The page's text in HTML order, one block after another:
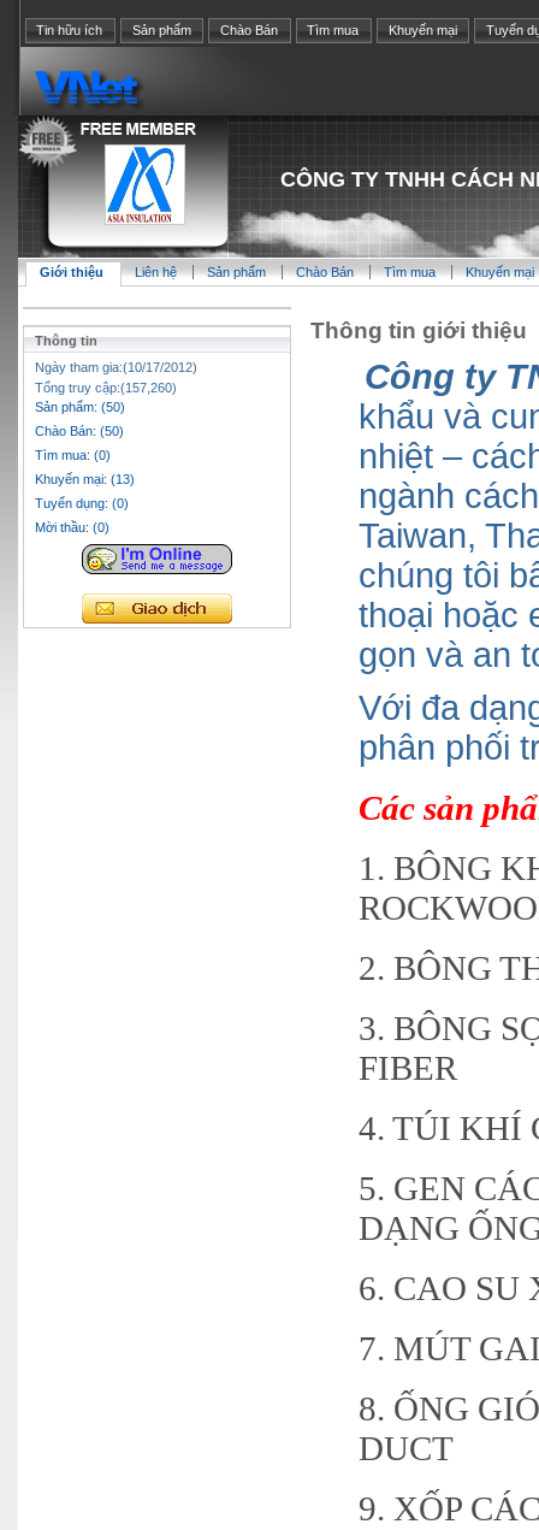
Tin hữu ích Sản phẩm Chào Bán Tìm mua Khuyến mại Tuyển
CÔNG TY TNHH CÁCH
Giới thiệu Liên hệ Sản phẩm Chào Bán Tìm mua Khuyến mại
Thông tin
Ngày tham gia:(10/17/2012)
Tổng truy cập:(157,260)
Sản phẩm: (50)
Chào Bán: (50)
Tìm mua: (0)
Khuyến mại: (13)
Tuyển dụng: (0)
Mời thầu: (0)
Thông tin giới thiệu
Công ty
khẩu và
nhiệt –
ngành
Taiwan,
chúng tôi
thoại hoặc
gọn và an
Với đa
phân phối
Các sản
1. BÔNG
2. BÔNG
3. BÔNG
FIBER
4. TÚI KHÍ
5. GEN
DẠNG
6. CAO SU
7. MÚT
8. ỐNG
DUCT
9. XỐP